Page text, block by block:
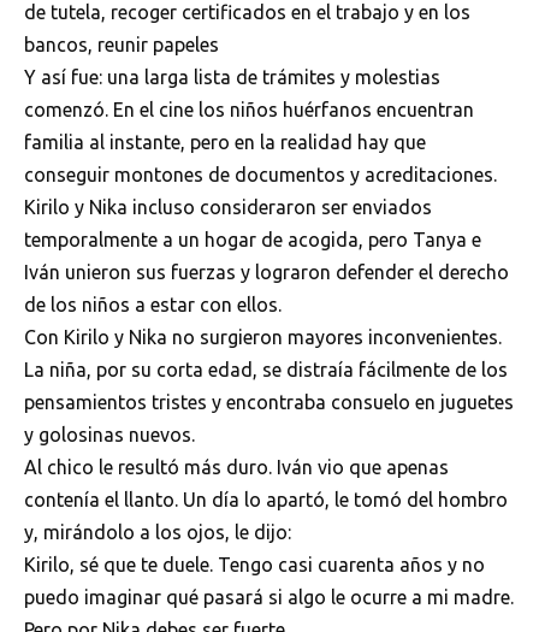
de tutela, recoger certificados en el trabajo y en los
bancos, reunir papeles
Y así fue: una larga lista de trámites y molestias
comenzó. En el cine los niños huérfanos encuentran
familia al instante, pero en la realidad hay que
conseguir montones de documentos y acreditaciones.
Kirilo y Nika incluso consideraron ser enviados
temporalmente a un hogar de acogida, pero Tanya e
Iván unieron sus fuerzas y lograron defender el derecho
de los niños a estar con ellos.
Con Kirilo y Nika no surgieron mayores inconvenientes.
La niña, por su corta edad, se distraía fácilmente de los
pensamientos tristes y encontraba consuelo en juguetes
y golosinas nuevos.
Al chico le resultó más duro. Iván vio que apenas
contenía el llanto. Un día lo apartó, le tomó del hombro
y, mirándolo a los ojos, le dijo:
Kirilo, sé que te duele. Tengo casi cuarenta años y no
puedo imaginar qué pasará si algo le ocurre a mi madre.